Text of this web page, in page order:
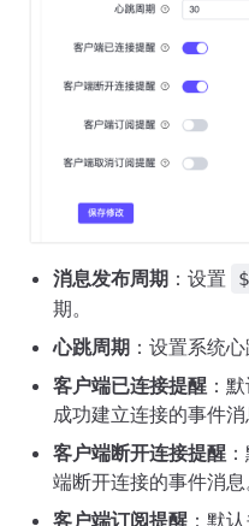
消息发布周期 ：设置
期。
心跳周期 ：设置系统
客户端已连接提醒 ：
成功建立连接的事件消
客户端断开连接提醒
端断开连接的事件消息
客户端订阅提醒 ：默